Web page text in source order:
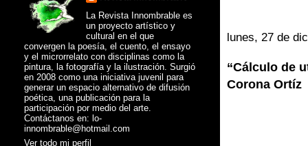
lunes, 27 de
“Cálculo de
Corona Ortíz
La Revista Innombrable es
un proyecto artístico y
cultural en el que
convergen la poesía, el cuento, el ensayo
y el microrrelato con disciplinas como la
pintura, la fotografía y la ilustración. Surgió
en 2008 como una iniciativa juvenil para
generar un espacio alternativo de difusión
poética, una publicación para la
participación por medio del arte.
Contáctanos en: lo-
innombrable@hotmail.com
Ver todo mi perfil